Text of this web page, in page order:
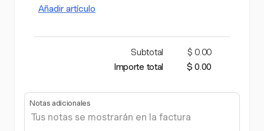
Añadir artículo
Subtotal
$ 0.00
Importe total
$ 0.00
Notas adicionales